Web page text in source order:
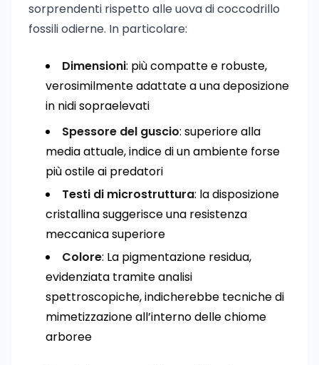
sorprendenti rispetto alle uova di coccodrillo
fossili odierne. In particolare:
Dimensioni: più compatte e robuste,
verosimilmente adattate a una deposizione
in nidi sopraelevati
Spessore del guscio: superiore alla
media attuale, indice di un ambiente forse
più ostile ai predatori
Testi di microstruttura: la disposizione
cristallina suggerisce una resistenza
meccanica superiore
Colore: La pigmentazione residua,
evidenziata tramite analisi
spettroscopiche, indicherebbe tecniche di
mimetizzazione all’interno delle chiome
arboree